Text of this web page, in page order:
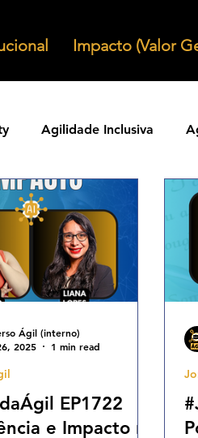
Impacto (Valor
Agilidade Inclusiva
em Produtos
Agilidade Em Escala
EP1722
e Impacto na
Ágil (interno)
2025
1 min read